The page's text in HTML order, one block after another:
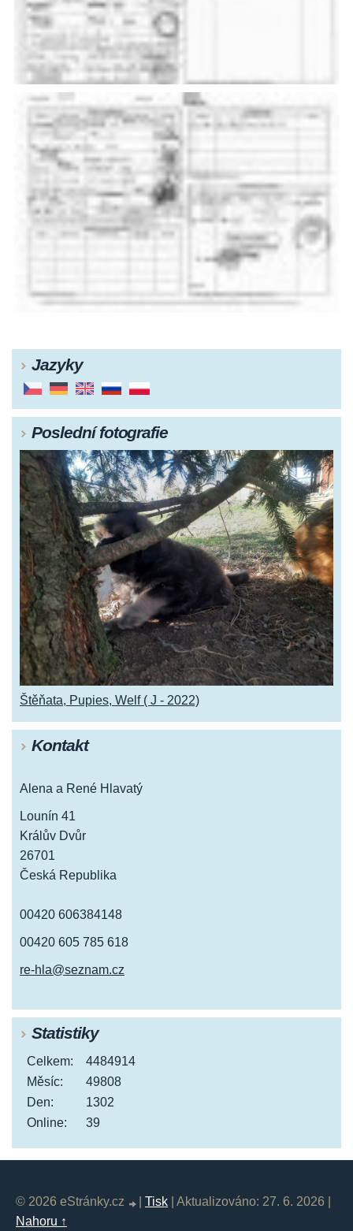
Jazyky
Poslední fotografie
Štěňata, Pupies, Welf ( J - 2022)
Kontakt
Alena a René Hlavatý
Lounín 41
Králův Dvůr
26701
Česká Republika
00420 606384148
00420 605 785 618
re-hla@seznam.cz
Statistiky
Online: 39
Celkem:
4484914
Měsíc:
49808
Den:
1302
© 2026 eStránky.cz Tisk Aktualizováno: 27. 6. 2026
Nahoru ↑